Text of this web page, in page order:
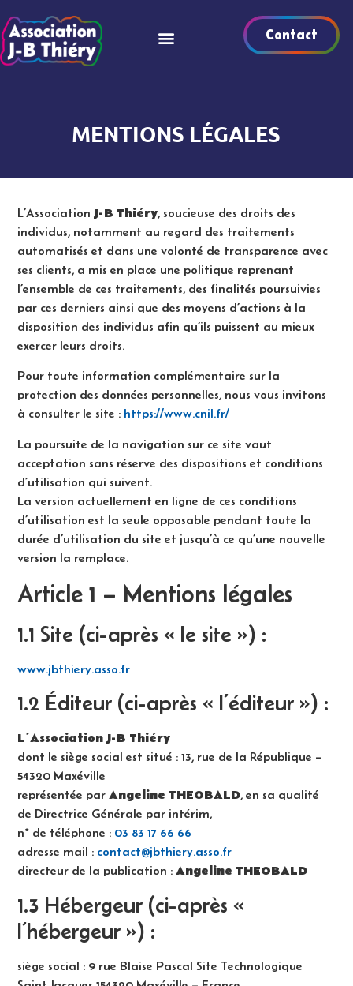
Contact
MENTIONS LÉGALES
L’Association J-B Thiéry, soucieuse des droits des
individus, notamment au regard des traitements
automatisés et dans une volonté de transparence avec
ses clients, a mis en place une politique reprenant
l’ensemble de ces traitements, des finalités poursuivies
par ces derniers ainsi que des moyens d’actions à la
disposition des individus afin qu’ils puissent au mieux
exercer leurs droits.
Pour toute information complémentaire sur la
protection des données personnelles, nous vous invitons
à consulter le site : https://www.cnil.fr/
La poursuite de la navigation sur ce site vaut
acceptation sans réserve des dispositions et conditions
d’utilisation qui suivent.
La version actuellement en ligne de ces conditions
d’utilisation est la seule opposable pendant toute la
durée d’utilisation du site et jusqu’à ce qu’une nouvelle
version la remplace.
Article 1 – Mentions légales
1.1 Site (ci-après « le site ») :
www.jbthiery.asso.fr
1.2 Éditeur (ci-après « l’éditeur ») :
L’Association J-B Thiéry
dont le siège social est situé :13, rue de la République –
54320 Maxéville
représentée par Angeline THEOBALD, en sa qualité
de Directrice Générale par intérim,
n° de téléphone : 03 83 17 66 66
adresse mail : contact@jbthiery.asso.fr
directeur de la publication : Angeline THEOBALD
1.3 Hébergeur (ci-après «
l’hébergeur ») :
siège social : 9 rue Blaise Pascal Site Technologique